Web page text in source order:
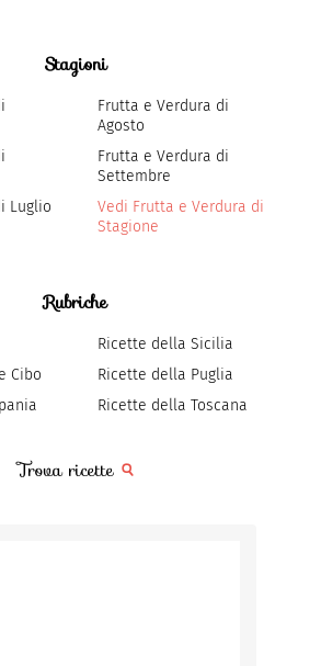
Stagioni
Luglio
Frutta e Verdura di
Agosto
Frutta e Verdura di
Settembre
Vedi Frutta e Verdura di
Stagione
Rubriche
Cibo
Ricette della Sicilia
Ricette della Puglia
Ricette della Toscana
Trova ricette